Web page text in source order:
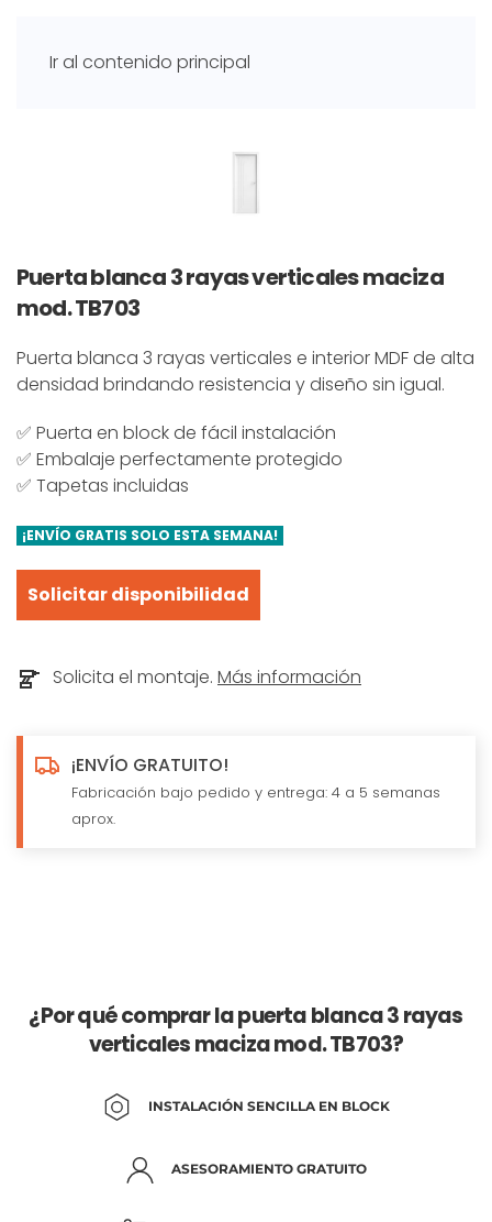
Ir al contenido principal
Puerta blanca 3 rayas verticales maciza
mod. TB703
Puerta blanca 3 rayas verticales e interior MDF de alta
densidad brindando resistencia y diseño sin igual.
✅ Puerta en block de fácil instalación
✅ Embalaje perfectamente protegido
✅ Tapetas incluidas
¡ENVÍO GRATIS SOLO ESTA SEMANA!
Solicitar disponibilidad
Solicita el montaje. Más información
¡ENVÍO GRATUITO!
Fabricación bajo pedido y entrega: 4 a 5 semanas
aprox.
¿Por qué comprar la puerta blanca 3 rayas
verticales maciza mod. TB703?
INSTALACIÓN SENCILLA EN BLOCK
ASESORAMIENTO GRATUITO